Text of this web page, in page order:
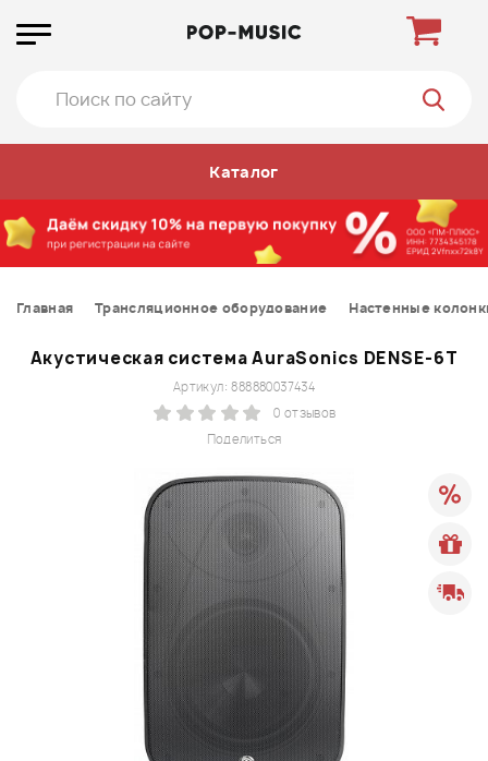
Каталог
Главная Трансляционное оборудование Настенные
Акустическая система AuraSonics DENSE-6T
Поделиться
Артикул: 888880037434
0 отзывов